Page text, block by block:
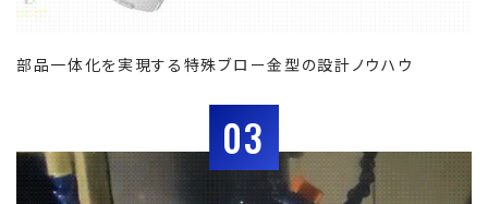
部品一体化を実現する特殊ブロー金型の設計ノウハウ
03